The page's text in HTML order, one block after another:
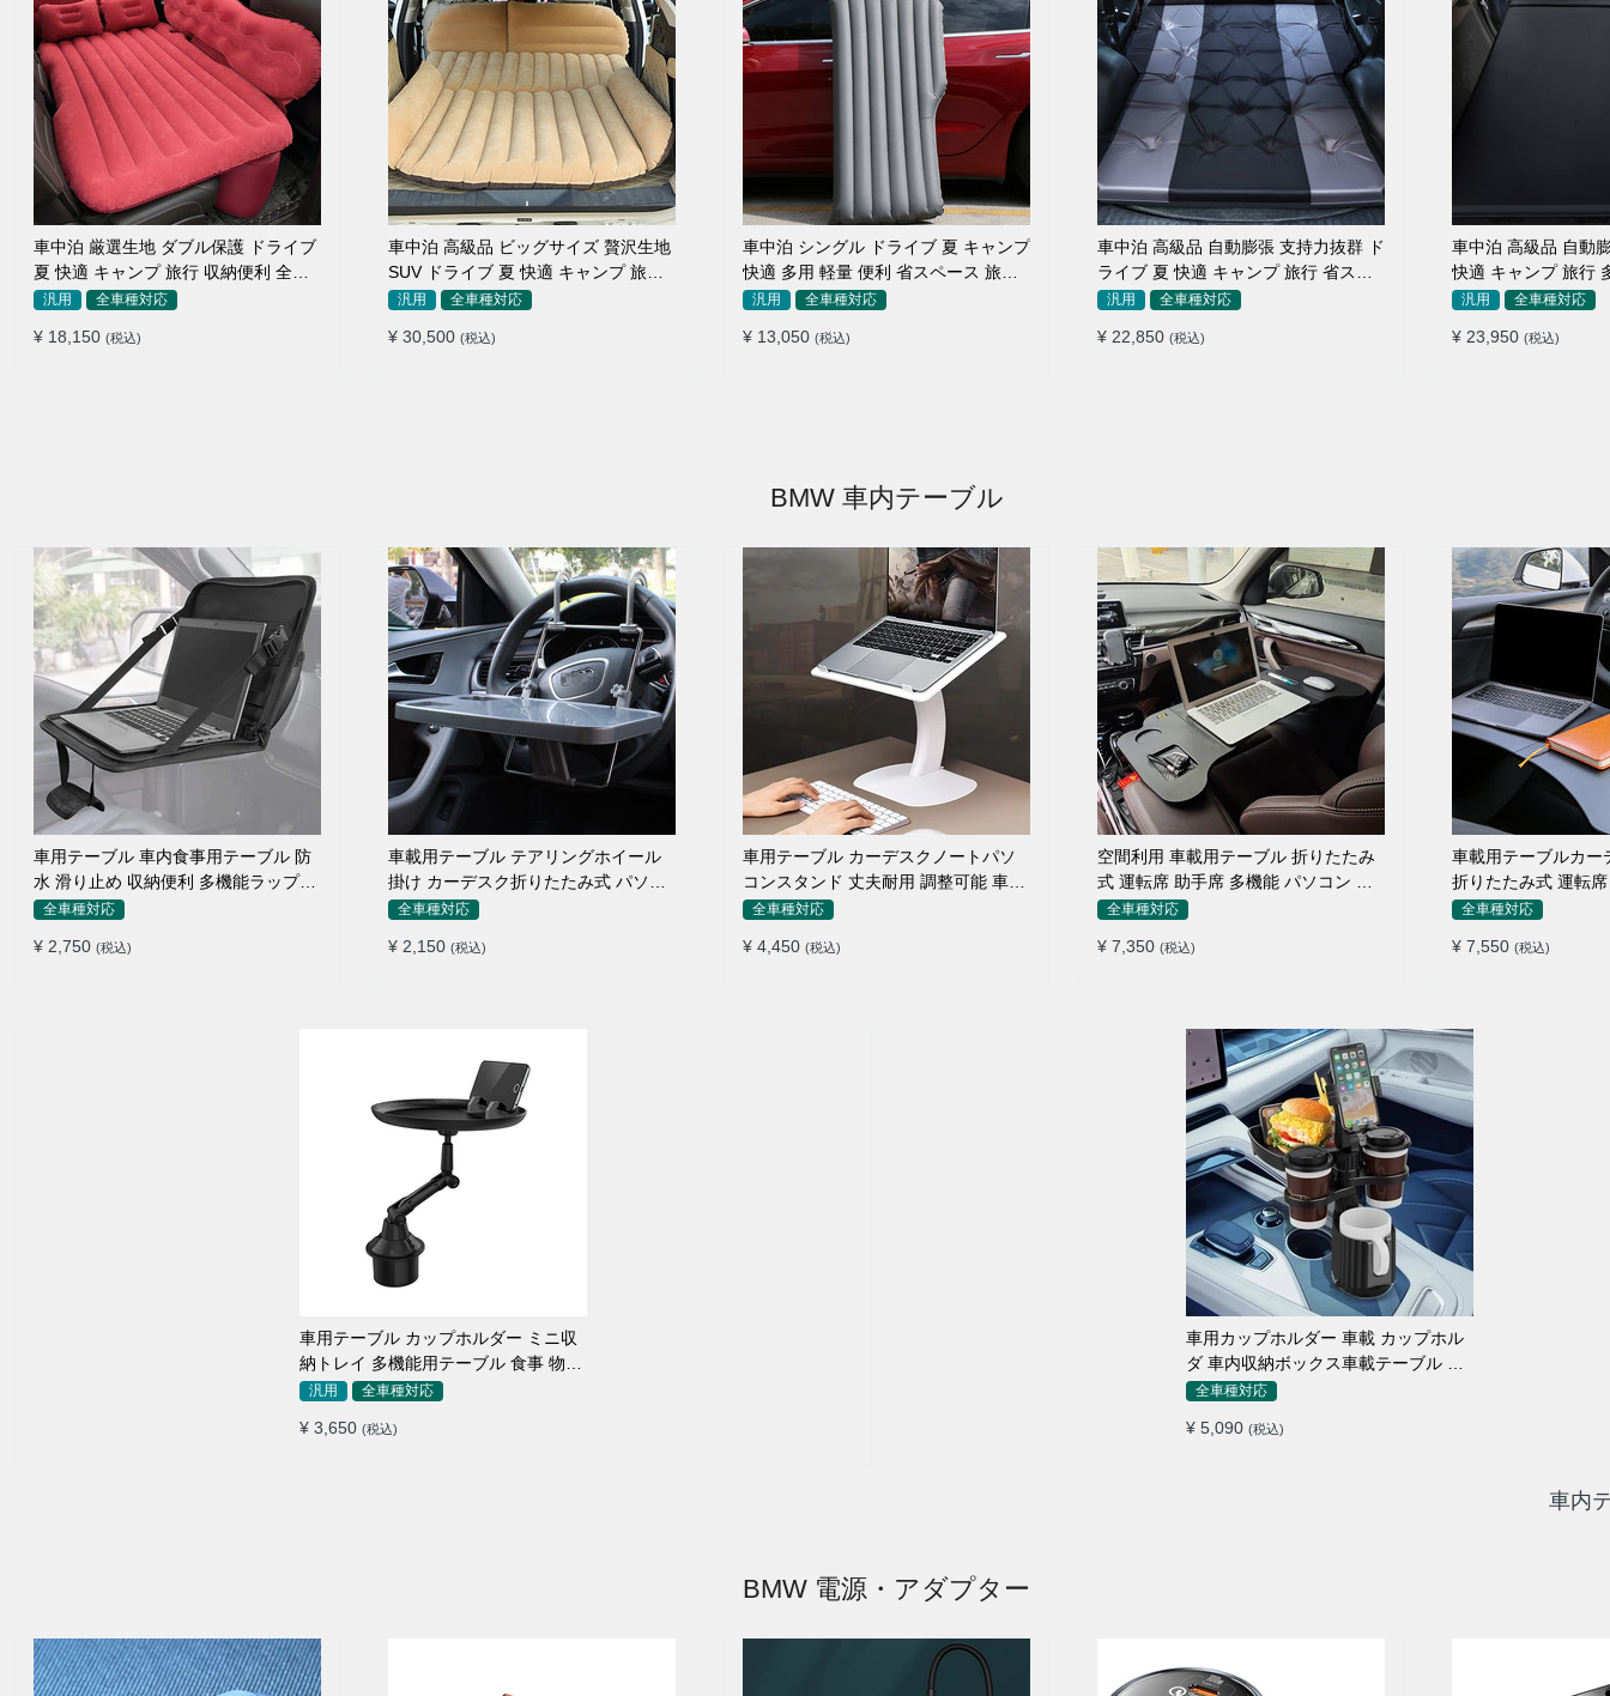
車中泊 厳選生地 ダブル保護 ドライブ
夏 快適 キャンプ 旅行 収納便利 全車
種 多色 エアーベッド
汎用 全車種対応
¥ 18,150 (税込)
車中泊 高級品 ビッグサイズ 贅沢生地
SUV ドライブ 夏 快適 キャンプ 旅行
収納便利 エアーベッド
汎用 全車種対応
¥ 30,500 (税込)
車中泊 シングル ドライブ 夏 キャンプ
快適 多用 軽量 便利 省スペース 旅行
エアーベッド
汎用 全車種対応
¥ 13,050 (税込)
車中泊 高級品 自動膨張 支持力抜群 ド
ライブ 夏 快適 キャンプ 旅行 省スペ
ース エアーベッド
汎用 全車種対応
¥ 22,850 (税込)
車中泊 高級品 自動
快適 キャンプ 旅行
納便利 エアーベッド
汎用 全車種対応
¥ 23,950 (税込)
BMW 車内テーブル
車用テーブル 車内食事用テーブル 防
水 滑り止め 収納便利 多機能ラップト
ップバッグ
全車種対応
¥ 2,750 (税込)
車載用テーブル テアリングホイール
掛け カーデスク折りたたみ式 パソコ
ン 食事 物置
全車種対応
¥ 2,150 (税込)
車用テーブル カーデスクノートパソ
コンスタンド 丈夫耐用 調整可能 車内
車外 多機能用
全車種対応
¥ 4,450 (税込)
空間利用 車載用テーブル 折りたたみ
式 運転席 助手席 多機能 パソコン 食
事 書き込み
全車種対応
¥ 7,350 (税込)
車載用テーブルカー
折りたたみ式 運転
り止め 安定
全車種対応
¥ 7,550 (税込)
車用テーブル カップホルダー ミニ収
納トレイ 多機能用テーブル 食事 物置
き用 高品質
汎用 全車種対応
¥ 3,650 (税込)
車用カップホルダー 車載 カップホル
ダ 車内収納ボックス車載テーブル ス
マホ置き 調整可能なベース 車載 取付
手
全車種対応
¥ 5,090 (税込)
車内
BMW 電源・アダプター